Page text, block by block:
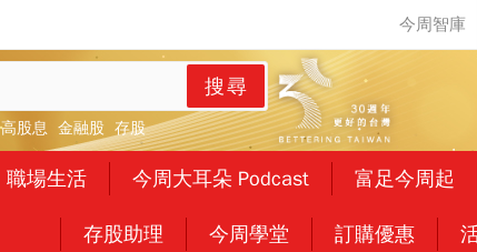
搜尋
高股息 金融股 存股
職場生活 今周大耳朵 Podcast 富足今周起
存股助理 今周學堂 訂購優惠